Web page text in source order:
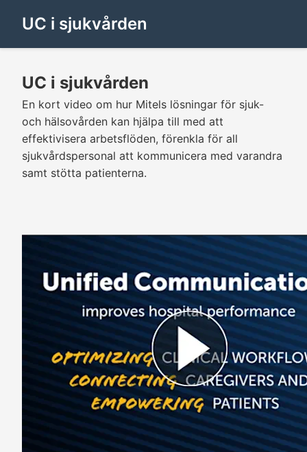
UC i sjukvården
UC i sjukvården
En kort video om hur Mitels lösningar för sjuk-
och hälsovården kan hjälpa till med att
effektivisera arbetsflöden, förenkla för all
sjukvårdspersonal att kommunicera med varandra
samt stötta patienterna.